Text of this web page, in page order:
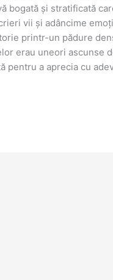
bogată și stratificată
vii și adâncime
printr-un pădure
erau uneori ascunse
pentru a aprecia cu